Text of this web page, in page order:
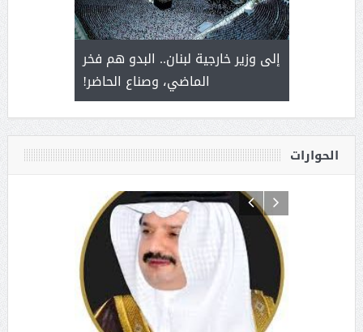
سلمان
إلى وزير خارجية لبنان.. البدو هم فخر
الماضي، وصناع الحاضر!
يحمل
من عشق
الحوارات